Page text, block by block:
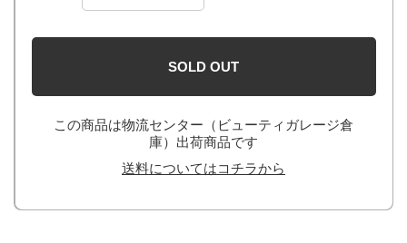
SOLD OUT
この商品は物流センター（ビューティガレージ倉
庫）出荷商品です
送料についてはコチラから